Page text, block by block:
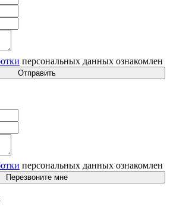
персональных данных ознакомлен
Отправить
персональных данных ознакомлен
Перезвоните мне